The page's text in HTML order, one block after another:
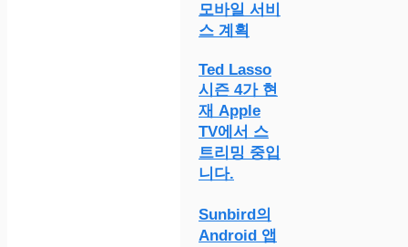
모바일 서비
스 계획
Ted Lasso
시즌 4가 현
재 Apple
TV에서 스
트리밍 중입
니다.
Sunbird의
Android 앱